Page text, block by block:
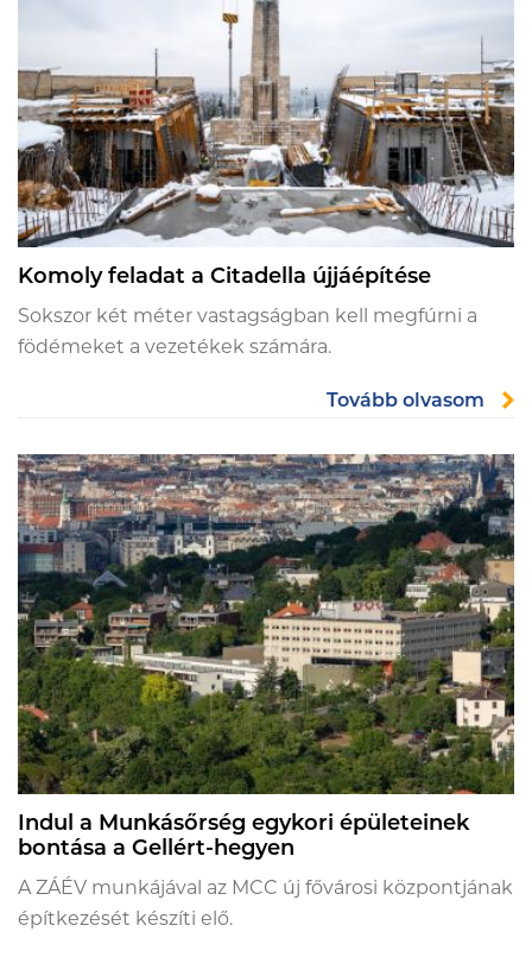
Komoly feladat a Citadella újjáépítése
Sokszor két méter vastagságban kell megfúrni a
födémeket a vezetékek számára.
Tovább olvasom
Indul a Munkásőrség egykori épületeinek
bontása a Gellért-hegyen
A ZÁÉV munkájával az MCC új fővárosi központjának
építkezését készíti elő.